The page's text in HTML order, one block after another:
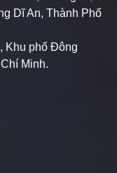
Dĩ An, Thành Phố
Khu phố Đông
Minh.